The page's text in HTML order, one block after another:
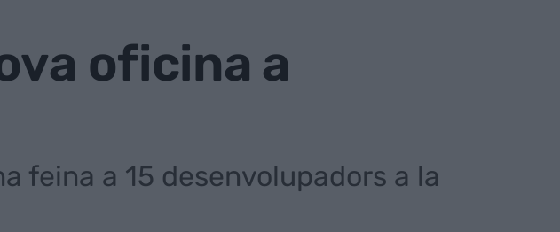
oficina a
feina a 15 desenvolupadors a la